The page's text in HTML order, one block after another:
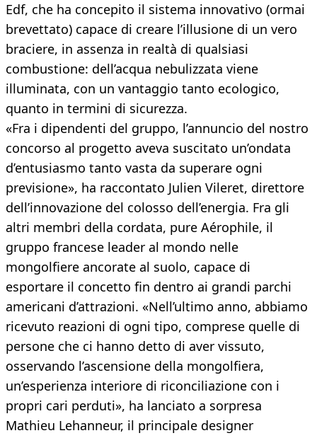
Edf, che ha concepito il sistema innovativo (ormai
brevettato) capace di creare l’illusione di un vero
braciere, in assenza in realtà di qualsiasi
combustione: dell’acqua nebulizzata viene
illuminata, con un vantaggio tanto ecologico,
quanto in termini di sicurezza.
«Fra i dipendenti del gruppo, l’annuncio del nostro
concorso al progetto aveva suscitato un’ondata
d’entusiasmo tanto vasta da superare ogni
previsione», ha raccontato Julien Vileret, direttore
dell’innovazione del colosso dell’energia. Fra gli
altri membri della cordata, pure Aérophile, il
gruppo francese leader al mondo nelle
mongolfiere ancorate al suolo, capace di
esportare il concetto fin dentro ai grandi parchi
americani d’attrazioni. «Nell’ultimo anno, abbiamo
ricevuto reazioni di ogni tipo, comprese quelle di
persone che ci hanno detto di aver vissuto,
osservando l’ascensione della mongolfiera,
un’esperienza interiore di riconciliazione con i
propri cari perduti», ha lanciato a sorpresa
Mathieu Lehanneur, il principale designer